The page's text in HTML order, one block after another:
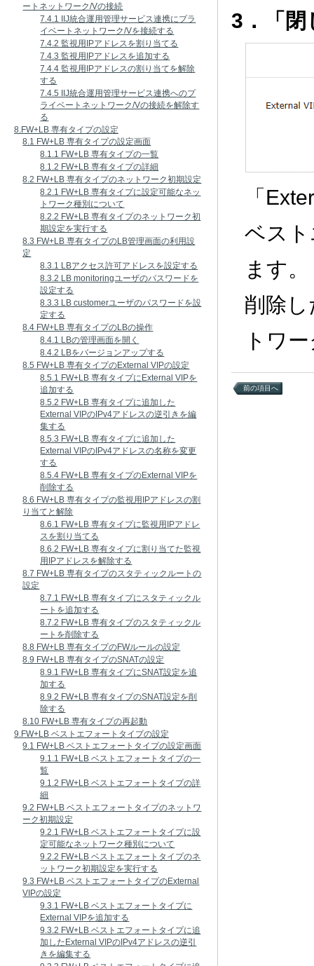
ートネットワーク/Vの接続
7.4.1 IIJ統合運用管理サービス連携にプラ
イベートネットワーク/Vを接続する
7.4.2 監視用IPアドレスを割り当てる
7.4.3 監視用IPアドレスを追加する
7.4.4 監視用IPアドレスの割り当てを解除
する
7.4.5 IIJ統合運用管理サービス連携へのプ
ライベートネットワーク/Vの接続を解除す
る
8.FW+LB 専有タイプの設定
8.1 FW+LB 専有タイプの設定画面
8.1.1 FW+LB 専有タイプの一覧
8.1.2 FW+LB 専有タイプの詳細
8.2 FW+LB 専有タイプのネットワーク初期設定
8.2.1 FW+LB 専有タイプに設定可能なネッ
トワーク種別について
8.2.2 FW+LB 専有タイプのネットワーク初
期設定を実行する
8.3 FW+LB 専有タイプのLB管理画面の利用設
定
8.3.1 LBアクセス許可アドレスを設定する
8.3.2 LB monitoringユーザのパスワードを
設定する
8.3.3 LB customerユーザのパスワードを設
定する
8.4 FW+LB 専有タイプのLBの操作
8.4.1 LBの管理画面を開く
8.4.2 LBをバージョンアップする
8.5 FW+LB 専有タイプのExternal VIPの設定
8.5.1 FW+LB 専有タイプにExternal VIPを
追加する
8.5.2 FW+LB 専有タイプに追加した
External VIPのIPv4アドレスの逆引きを編
集する
8.5.3 FW+LB 専有タイプに追加した
External VIPのIPv4アドレスの名称を変更
する
8.5.4 FW+LB 専有タイプのExternal VIPを
削除する
8.6 FW+LB 専有タイプの監視用IPアドレスの割
り当てと解除
8.6.1 FW+LB 専有タイプに監視用IPアドレ
スを割り当てる
8.6.2 FW+LB 専有タイプに割り当てた監視
用IPアドレスを解除する
8.7 FW+LB 専有タイプのスタティックルートの
設定
8.7.1 FW+LB 専有タイプにスタティックル
ートを追加する
8.7.2 FW+LB 専有タイプのスタティックル
ートを削除する
8.8 FW+LB 専有タイプのFWルールの設定
8.9 FW+LB 専有タイプのSNATの設定
8.9.1 FW+LB 専有タイプにSNAT設定を追
加する
8.9.2 FW+LB 専有タイプのSNAT設定を削
除する
8.10 FW+LB 専有タイプの再起動
9.FW+LB ベストエフォートタイプの設定
9.1 FW+LB ベストエフォートタイプの設定画面
9.1.1 FW+LB ベストエフォートタイプの一
覧
9.1.2 FW+LB ベストエフォートタイプの詳
細
9.2 FW+LB ベストエフォートタイプのネットワ
ーク初期設定
9.2.1 FW+LB ベストエフォートタイプに設
定可能なネットワーク種別について
9.2.2 FW+LB ベストエフォートタイプのネ
ットワーク初期設定を実行する
9.3 FW+LB ベストエフォートタイプのExternal
VIPの設定
9.3.1 FW+LB ベストエフォートタイプに
External VIPを追加する
9.3.2 FW+LB ベストエフォートタイプに追
加したExternal VIPのIPv4アドレスの逆引
きを編集する
3．「閉
「
ベス
ます。
削除し
トワ
前の項目へ